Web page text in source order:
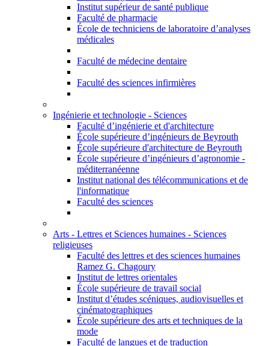
Institut supérieur de santé publique
Faculté de pharmacie
École de techniciens de laboratoire d’analyses
médicales
Faculté de médecine dentaire
Faculté des sciences infirmières
Ingénierie et technologie - Sciences
Faculté d’ingénierie et d'architecture
École supérieure d’ingénieurs de Beyrouth
École supérieure d'architecture de Beyrouth
École supérieure d’ingénieurs d’agronomie -
méditerranéenne
Institut national des télécommunications et de
l'informatique
Faculté des sciences
Arts - Lettres et Sciences humaines - Sciences
religieuses
Faculté des lettres et des sciences humaines
Ramez G. Chagoury
Institut de lettres orientales
École supérieure de travail social
Institut d’études scéniques, audiovisuelles et
cinématographiques
École supérieure des arts et techniques de la
mode
Faculté de langues et de traduction